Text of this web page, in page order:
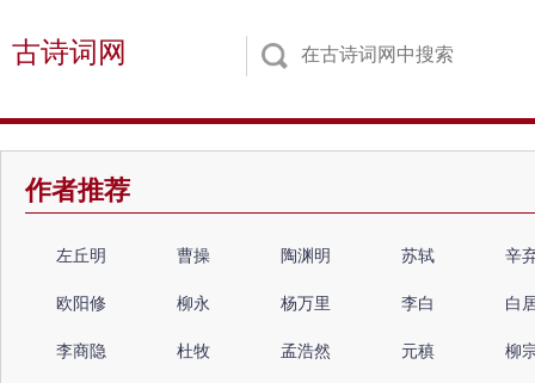
古诗词网
作者推荐
左丘明 曹操 陶渊明 苏轼 辛
欧阳修 柳永 杨万里 李白 白
李商隐 杜牧 孟浩然 元稹 柳